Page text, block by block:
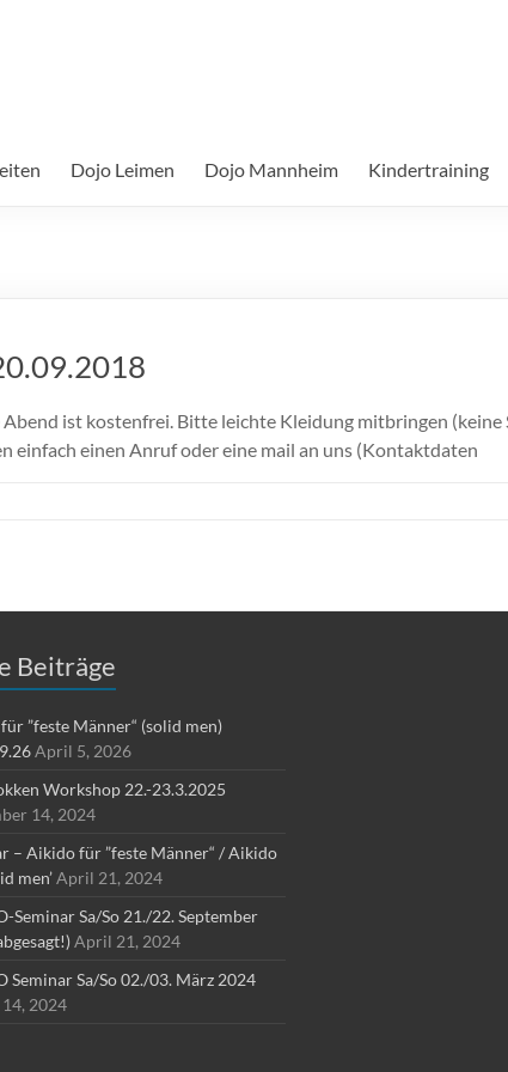
Dojo Leimen Dojo Mannheim Kindertraining
ist kostenfrei. Bitte leichte Kleidung mitbringen
einfach einen Anruf oder eine mail an uns (Kontaktdaten
Beiträge
”feste Männer“ (solid men)
April 5, 2026
Workshop 22.-23.3.2025
14, 2024
– Aikido für ”feste Männer“ / Aikido
men’April 21, 2024
Seminar Sa/So 21./22. September
April 21, 2024
Seminar Sa/So 02./03. März 2024
14, 2024